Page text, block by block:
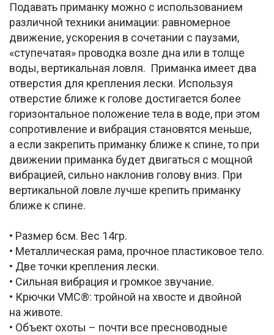
Подавать приманку можно с использованием
различной техники анимации: равномерное
движение, ускорения в сочетании с паузами,
«ступечатая» проводка возле дна или в толще
воды, вертикальная ловля. Приманка имеет два
отверстия для крепления лески. Используя
отверстие ближе к голове достигается более
горизонтальное положение тела в воде, при этом
сопротивление и вибрация становятся меньше,
а если закрепить приманку ближе к спине, то при
движении приманка будет двигаться с мощной
вибрацией, сильно наклонив голову вниз. При
вертикальной ловле лучше крепить приманку
ближе к спине.
• Размер 6см. Вес 14гр.
• Металлическая рама, прочное пластиковое тело.
• Две точки крепления лески.
• Сильная вибрация и громкое звучание.
• Крючки VMC®: тройной на хвосте и двойной
на животе.
• Объект охоты – почти все пресноводные